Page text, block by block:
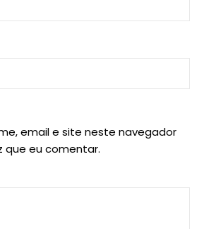
email e site neste navegador
que eu comentar.